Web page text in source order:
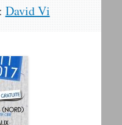
David Vi